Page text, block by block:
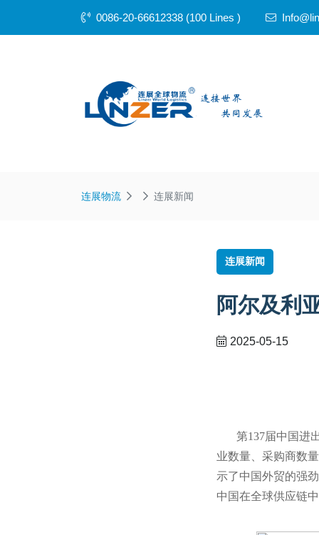
0086-20-66612338 (100 Lines )
连展物流 连展新闻
连展新闻
阿尔及利
2025-05-15
第137届中国进
业数量、采购商数
示了中国外贸的强
中国在全球供应链